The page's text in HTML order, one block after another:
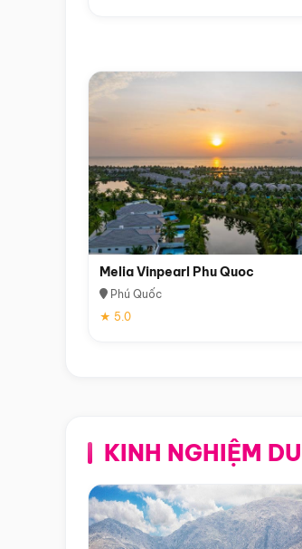
Melia Vinpearl Phu Quoc
Phú Quốc
★ 5.0
KINH NGHIỆM